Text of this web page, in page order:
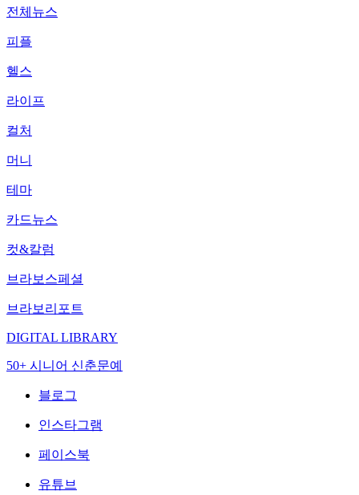
전체뉴스
피플
헬스
라이프
컬처
머니
테마
카드뉴스
컷&칼럼
브라보스페셜
브라보리포트
DIGITAL LIBRARY
50+ 시니어 신춘문예
블로그
인스타그램
페이스북
유튜브